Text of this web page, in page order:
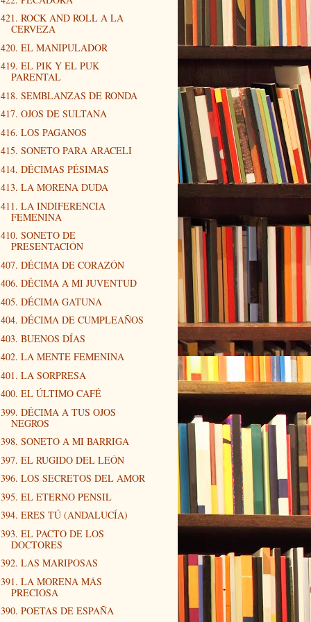
421. ROCK AND ROLL A LA
CERVEZA
420. EL MANIPULADOR
419. EL PIK Y EL PUK
PARENTAL
418. SEMBLANZAS DE RONDA
417. OJOS DE SULTANA
416. LOS PAGANOS
415. SONETO PARA ARACELI
414. DÉCIMAS PÉSIMAS
413. LA MORENA DUDA
411. LA INDIFERENCIA
FEMENINA
410. SONETO DE
PRESENTACIÓN
407. DÉCIMA DE CORAZÓN
406. DÉCIMA A MI JUVENTUD
405. DÉCIMA GATUNA
404. DÉCIMA DE CUMPLEAÑOS
403. BUENOS DÍAS
402. LA MENTE FEMENINA
401. LA SORPRESA
400. EL ÚLTIMO CAFÉ
399. DÉCIMA A TUS OJOS
NEGROS
398. SONETO A MI BARRIGA
397. EL RUGIDO DEL LEÓN
396. LOS SECRETOS DEL AMOR
395. EL ETERNO PENSIL
394. ERES TÚ (ANDALUCÍA)
393. EL PACTO DE LOS
DOCTORES
392. LAS MARIPOSAS
391. LA MORENA MÁS
PRECIOSA
390. POETAS DE ESPAÑA